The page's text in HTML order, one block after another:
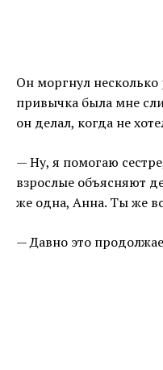
Он моргнул несколько
привычка была мне
он делал, когда не
— Ну, я помогаю
взрослые объясняют
же одна, Анна. Ты же
— Давно это